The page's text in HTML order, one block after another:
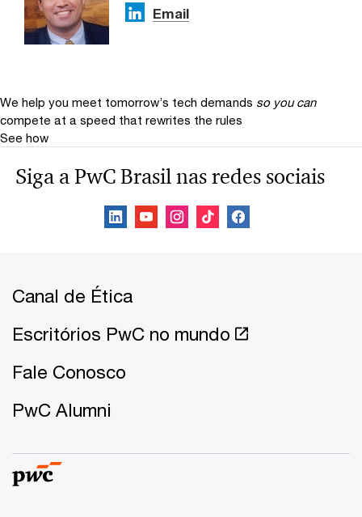
Email
We help you meet tomorrow’s tech demands so you can
compete at a speed that rewrites the rules
See how
Siga a PwC Brasil nas redes sociais
Canal de Ética
Escritórios PwC no mundo
Fale Conosco
PwC Alumni